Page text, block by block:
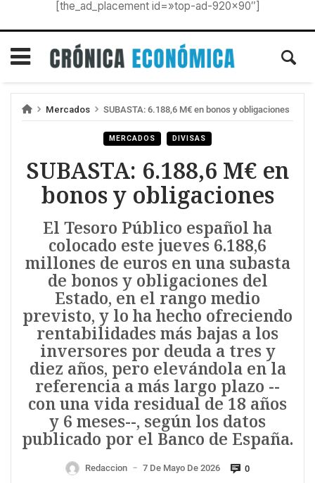
[the_ad_placement id=»top-ad-920×90″]
Mercados SUBASTA: 6.188,6 M€ en bonos y obligaciones
MERCADOS DIVISAS
SUBASTA: 6.188,6 M€ en
bonos y obligaciones
El Tesoro Público español ha
colocado este jueves 6.188,6
millones de euros en una subasta
de bonos y obligaciones del
Estado, en el rango medio
previsto, y lo ha hecho ofreciendo
rentabilidades más bajas a los
inversores por deuda a tres y
diez años, pero elevándola en la
referencia a más largo plazo --
con una vida residual de 18 años
y 6 meses--, según los datos
publicado por el Banco de España.
Redaccion — 7 De Mayo De 2026 0